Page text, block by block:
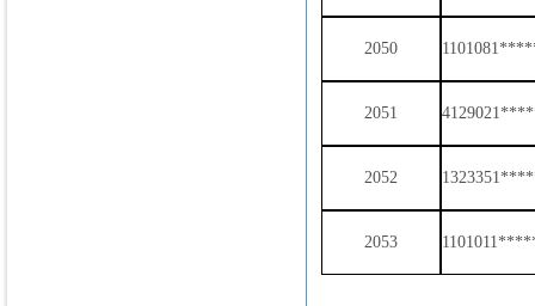
2050
2051
2052
2053